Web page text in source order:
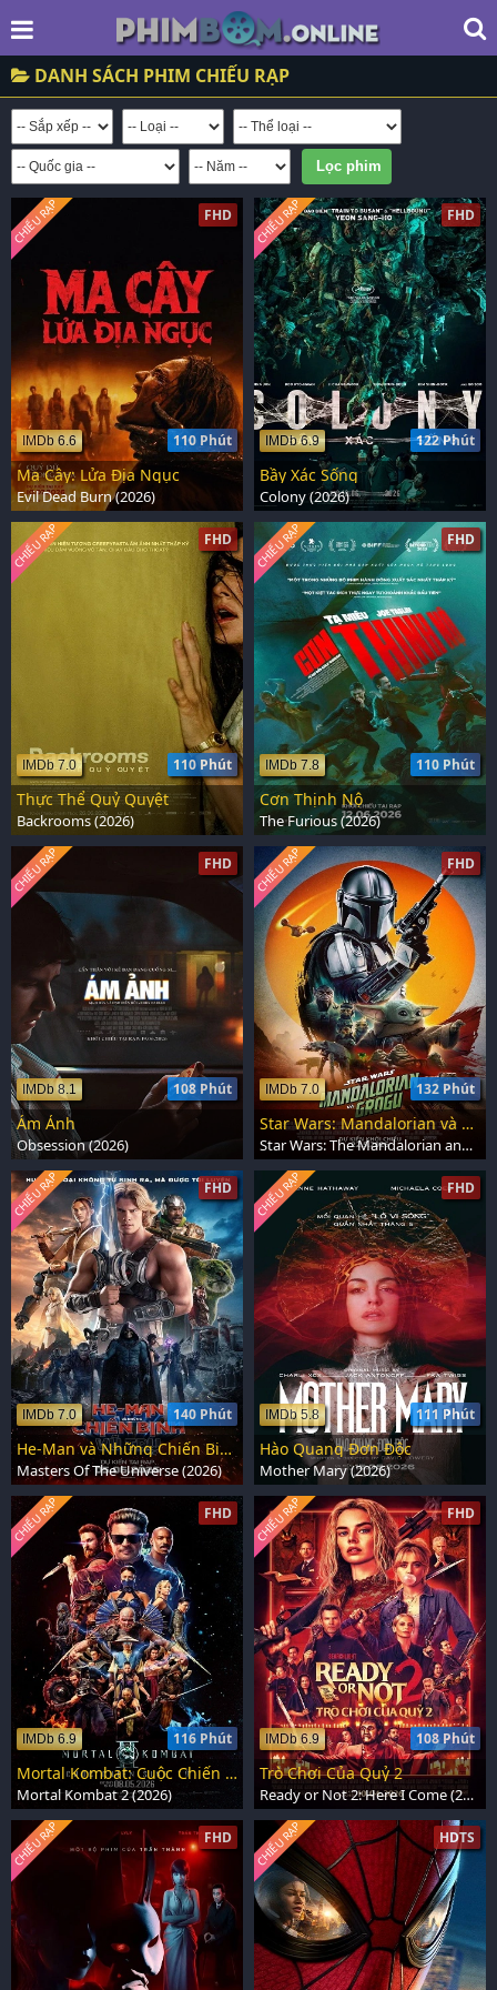
DANH SÁCH PHIM CHIẾU RẠP
FHD
110 Phút
IMDb 6.6
CHIẾU RẠP
Ma Cây: Lửa Địa Ngục
Evil Dead Burn (2026)
FHD
122 Phút
IMDb 6.9
CHIẾU RẠP
Bầy Xác Sống
Colony (2026)
FHD
110 Phút
IMDb 7.0
CHIẾU RẠP
Thực Thể Quỷ Quyệt
Backrooms (2026)
FHD
110 Phút
IMDb 7.8
CHIẾU RẠP
Cơn Thịnh Nộ
The Furious (2026)
FHD
108 Phút
IMDb 8.1
CHIẾU RẠP
Ám Ảnh
Obsession (2026)
FHD
132 Phút
IMDb 7.0
CHIẾU RẠP
Star Wars: Mandalorian và Grogu
Star Wars: The Mandalorian and Grogu (2026)
FHD
140 Phút
IMDb 7.0
CHIẾU RẠP
He-Man và Những Chiến Binh Vũ Trụ
Masters Of The Universe (2026)
FHD
111 Phút
IMDb 5.8
CHIẾU RẠP
Hào Quang Đơn Độc
Mother Mary (2026)
FHD
116 Phút
IMDb 6.9
CHIẾU RẠP
Mortal Kombat: Cuộc Chiến Sinh Tử 2
Mortal Kombat 2 (2026)
FHD
108 Phút
IMDb 6.9
CHIẾU RẠP
Trò Chơi Của Quỷ 2
Ready or Not 2: Here I Come (2026)
FHD
CHIẾU RẠP HDTS
CHIẾU RẠP